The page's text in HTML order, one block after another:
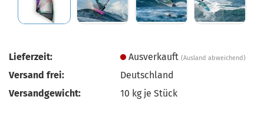
Lieferzeit: Ausverkauft(Ausland abweichend)
Versand frei:
Deutschland
Versandgewicht:
10 kg je Stück